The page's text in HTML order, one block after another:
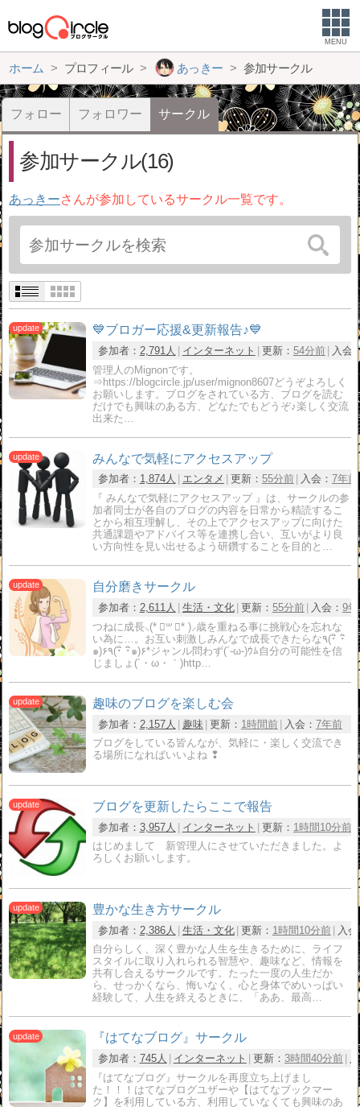
MENU
ホーム プロフィール あっきー 参加サークル
フォロー フォロワー サークル
参加サークル(16)
あっきーさんが参加しているサークル一覧です。
💙ブロガー応援&更新報告♪💙
参加者： 2,791人 インターネット 更新： 54分前
入会
管理人のMignonです。
⇒https://blogcircle.jp/user/mignon8607どうぞよろしく
お願いします。ブログをされている方、ブログを読む
だけでも興味のある方、どなたでもどうぞ♪楽しく交流
出来た…
みんなで気軽にアクセスアップ
参加者： 1,874人 エンタメ 更新： 55分前 入会： 7年前
『 みんなで気軽にアクセスアップ 』は、サークルの参
加者同士が各自のブログの内容を日常から精読するこ
とから相互理解し、その上でアクセスアップに向けた
共通課題やアドバイス等を連携し合い、互いがより良
い方向性を見い出せるよう研鑽することを目的と…
自分磨きサークル
参加者： 2,611人 生活・文化 更新： 55分前 入会： 9
つねに成長⸜(* ॑꒳ ॑* )⸝歳を重ねる事に挑戦心を忘れな
い為に…。お互い刺激しみんなで成長できたらな٩(･ิ ･ิ
๑)۶٩(･ิ ･ิ๑)۶*ジャンル問わず(´-ω-)ｳﾑ自分の可能性を信
じましょ(´・ω・｀)http…
趣味のブログを楽しむ会
参加者： 2,157人 趣味 更新： 1時間前 入会： 7年前
ブログをしている皆んなが、気軽に・楽しく交流でき
る場所になればいいよね ❢
ブログを更新したらここで報告
参加者： 3,957人 インターネット 更新： 1時間10分前
はじめまして 新管理人にさせていただきました。よ
ろしくお願いします。
豊かな生き方サークル
参加者： 2,386人 生活・文化 更新： 1時間10分前
入
自分らしく、深く豊かな人生を生きるために、ライフ
スタイルに取り入れられる智慧や、趣味など、情報を
共有し合えるサークルです。たった一度の人生だか
ら、せっかくなら、悔いなく、心と身体でめいっぱい
経験して、人生を終えるときに、「ああ、最高…
『はてなブログ』サークル
参加者： 745人 インターネット 更新： 3時間40分前
『はてなブログ』サークルを再度立ち上げまし
た！！！はてなブログユザーや【はてなブックマー
ク】を利用している方、利用していなくても興味のあ